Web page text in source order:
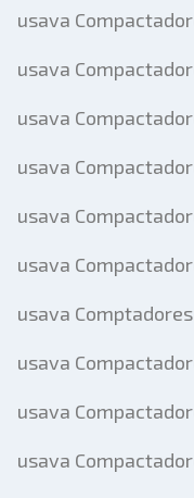
usava
usava
usava
usava
usava
usava
usava
usava
usava
usava